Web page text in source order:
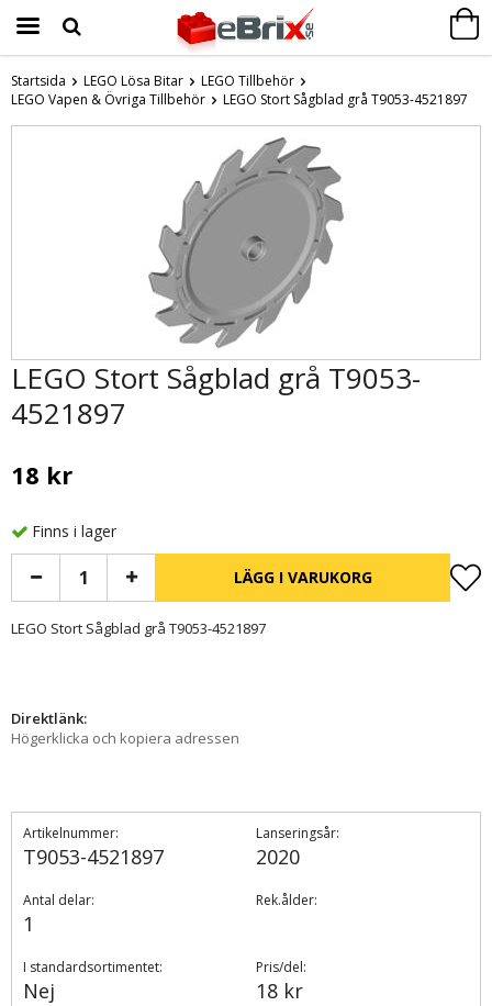
Produkten har blivit tillagd i varukorgen
Startsida LEGO Lösa Bitar
LEGO Tillbehör
LEGO Vapen & Övriga Tillbehör
LEGO Stort Sågblad grå T9053-4521897
LEGO Stort Sågblad grå T9053-
4521897
18 kr
Finns i lager
LÄGG I VARUKORG
LEGO Stort Sågblad grå T9053-4521897
Direktlänk:
Högerklicka och kopiera adressen
Artikelnummer:
T9053-4521897
Lanseringsår:
2020
Antal delar:
1
Rek.ålder:
I standardsortimentet:
Nej
Pris/del:
18 kr